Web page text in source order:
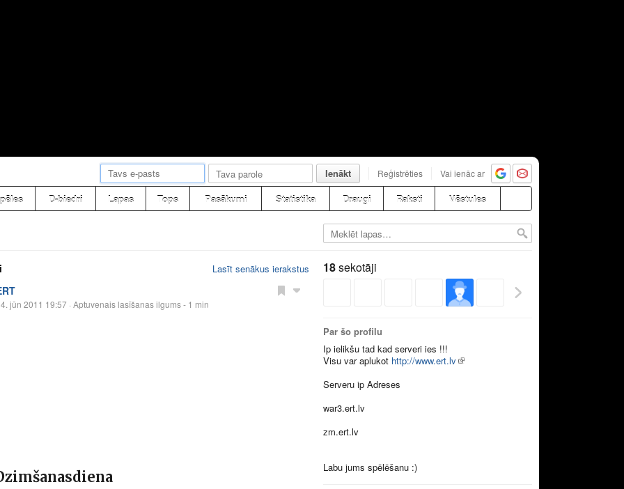
Ienākt Reģistrēties Vai ienāc ar
D-biedri Lapas Tops Pasākumi Statistika Draugi Raksti Vēstules
Lasīt senākus ierakstus
jūn 2011 19:57 · Aptuvenais lasīšanas ilgums - 1 min
18sekotāji
Par šo profilu
Ip ielikšu tad kad serveri ies !!!
Visu var aplukot http://www.ert.lv
Serveru ip Adreses
war3.ert.lv
zm.ert.lv
Labu jums spēlēšanu :)